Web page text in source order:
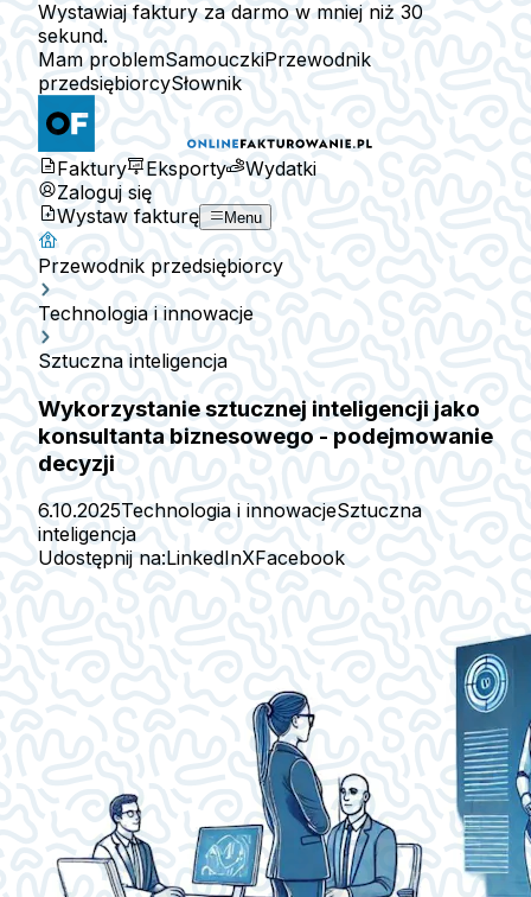
Wystawiaj faktury za darmo w mniej niż 30
sekund.
Mam problemSamouczkiPrzewodnik
przedsiębiorcySłownik
Faktury Eksporty
Wydatki
Zaloguj się
Wystaw fakturę
Menu
Przewodnik przedsiębiorcy
Technologia i innowacje
Sztuczna inteligencja
Wykorzystanie sztucznej inteligencji jako
konsultanta biznesowego - podejmowanie
decyzji
6.10.2025Technologia i innowacjeSztuczna
inteligencja
Udostępnij na:LinkedInXFacebook